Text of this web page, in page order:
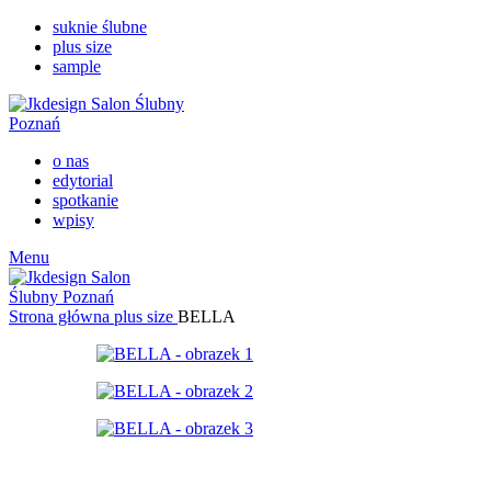
suknie ślubne
plus size
sample
o nas
edytorial
spotkanie
wpisy
Menu
Strona główna plus size BELLA